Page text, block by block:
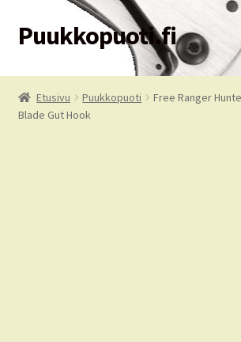
Siirry
navigointiin
Siirry
sisältöön
Puukkopuoti.fi
Etusivu
Puukkopuoti
Etusivu Puukkopuoti
Free Ranger
Blade Gut Hook